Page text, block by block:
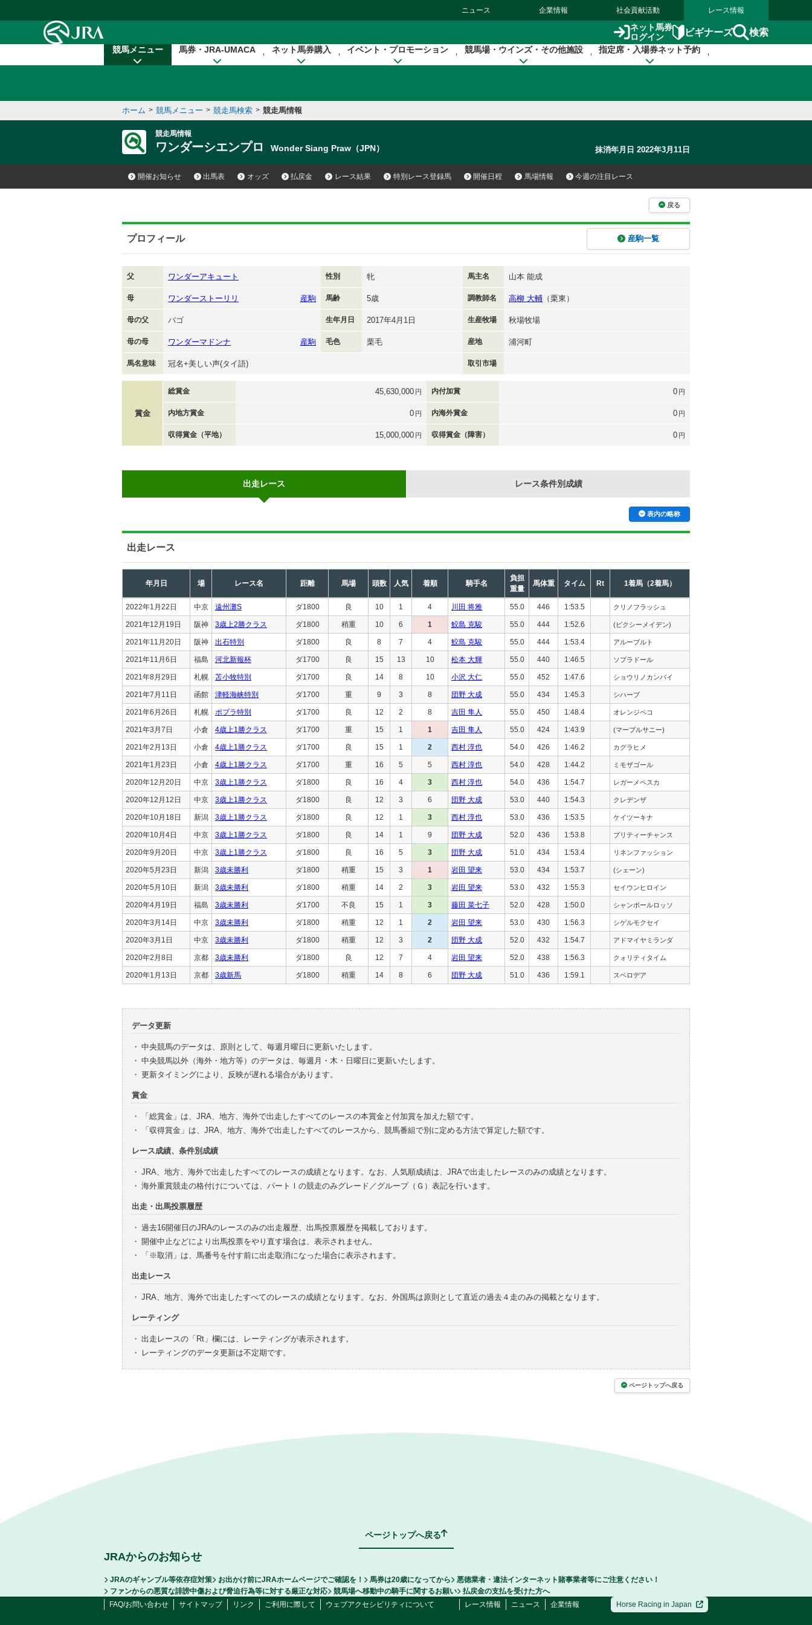
ニュース 企業情報 社会貢献活動 レース情報
ネット馬券
ログイン
ビギナーズ 検索
競馬メニュー 馬券・JRA-UMACA ネット馬券購入 イベント・プロモーション 競馬場・ウインズ・その他施設 指定席・入場券ネット予約
ホーム > 競馬メニュー > 競走馬検索 > 競走馬情報
競走馬情報
ワンダーシエンプロ Wonder Siang Praw（JPN） 抹消年月日 2022年3月11日
開催お知らせ 出馬表 オッズ 払戻金 レース結果 特別レース登録馬 開催日程 馬場情報 今週の注目レース
戻る
プロフィール 産駒一覧
父 ワンダーアキュート 性別 牝 馬主名 山本 能成
母 ワンダーストーリリ 産駒 馬齢 5歳 調教師名 高柳 大輔 （栗東）
母の父 バゴ 生年月日 2017年4月1日 生産牧場 秋場牧場
母の母 ワンダーマドンナ 産駒 毛色 栗毛 産地 浦河町
馬名意味 冠名+美しい声(タイ語) 取引市場
賞金
総賞金 45,630,000 円 内付加賞 0 円
内地方賞金 0 円 内海外賞金 0 円
収得賞金（平地） 15,000,000 円 収得賞金（障害） 0 円
出走レース レース条件別成績
表内の略称
出走レース
年月日 場 レース名 距離 馬場 頭数 人気 着順 騎手名
負担
重量
馬体重 タイム Rt 1着馬（2着馬）
2022年1月22日 中京 遠州灘S ダ1800 良 10 1 4 川田 将雅 55.0 446 1:53.5 クリノフラッシュ
2021年12月19日 阪神 3歳上2勝クラス ダ1800 稍重 10 6 1 鮫島 克駿 55.0 444 1:52.6 (ピクシーメイデン)
2021年11月20日 阪神 出石特別 ダ1800 良 8 7 4 鮫島 克駿 55.0 444 1:53.4 アルーブルト
2021年11月6日 福島 河北新報杯 ダ1700 良 15 13 10 松本 大輝 55.0 440 1:46.5 ソプラドール
2021年8月29日 札幌 苫小牧特別 ダ1700 良 14 8 10 小沢 大仁 55.0 452 1:47.6 ショウリノカンパイ
2021年7月11日 函館 津軽海峡特別 ダ1700 重 9 3 8 団野 大成 55.0 434 1:45.3 シハーブ
2021年6月26日 札幌 ポプラ特別 ダ1700 良 12 2 8 吉田 隼人 55.0 450 1:48.4 オレンジペコ
2021年3月7日 小倉 4歳上1勝クラス ダ1700 重 15 1 1 吉田 隼人 55.0 424 1:43.9 (マーブルサニー)
2021年2月13日 小倉 4歳上1勝クラス ダ1700 良 15 1 2 西村 淳也 54.0 426 1:46.2 カグラヒメ
2021年1月23日 小倉 4歳上1勝クラス ダ1700 重 16 5 5 西村 淳也 54.0 428 1:44.2 ミモザゴール
2020年12月20日 中京 3歳上1勝クラス ダ1800 良 16 4 3 西村 淳也 54.0 436 1:54.7 レガーメペスカ
2020年12月12日 中京 3歳上1勝クラス ダ1800 良 12 3 6 団野 大成 53.0 440 1:54.3 クレデンザ
2020年10月18日 新潟 3歳上1勝クラス ダ1800 良 12 1 3 西村 淳也 53.0 436 1:53.5 ケイツーキナ
2020年10月4日 中京 3歳上1勝クラス ダ1800 良 14 1 9 団野 大成 52.0 436 1:53.8 プリティーチャンス
2020年9月20日 中京 3歳上1勝クラス ダ1800 良 16 5 3 団野 大成 51.0 434 1:53.4 リネンファッション
2020年5月23日 新潟 3歳未勝利 ダ1800 稍重 15 3 1 岩田 望来 53.0 434 1:53.7 (シェーン)
2020年5月10日 新潟 3歳未勝利 ダ1800 稍重 14 2 3 岩田 望来 53.0 432 1:55.3 セイウンヒロイン
2020年4月19日 福島 3歳未勝利 ダ1700 不良 15 1 3 藤田 菜七子 52.0 428 1:50.0 シャンボールロッソ
2020年3月14日 中京 3歳未勝利 ダ1800 稍重 12 1 2 岩田 望来 53.0 430 1:56.3 シゲルモクセイ
2020年3月1日 中京 3歳未勝利 ダ1800 稍重 12 3 2 団野 大成 52.0 432 1:54.7 アドマイヤミランダ
2020年2月8日 京都 3歳未勝利 ダ1800 良 12 7 4 岩田 望来 52.0 438 1:56.3 クォリティタイム
2020年1月13日 京都 3歳新馬 ダ1800 稍重 14 8 6 団野 大成 51.0 436 1:59.1 スペロデア
データ更新
・ 中央競馬のデータは、原則として、毎週月曜日に更新いたします。
・ 中央競馬以外（海外・地方等）のデータは、毎週月・木・日曜日に更新いたします。
・ 更新タイミングにより、反映が遅れる場合があります。
賞金
・
「総賞金」は、JRA、地方、海外で出走したすべてのレースの本賞金と付加賞を加えた額です。
・
「収得賞金」は、JRA、地方、海外で出走したすべてのレースから、競馬番組で別に定める方法で算定した額です。
レース成績、条件別成績
・ JRA、地方、海外で出走したすべてのレースの成績となります。なお、人気順成績は、JRAで出走したレースのみの成績となります。
・ 海外重賞競走の格付けについては、パートⅠの競走のみグレード／グループ（Ｇ）表記を行います。
出走・出馬投票履歴
・ 過去16開催日のJRAのレースのみの出走履歴、出馬投票履歴を掲載しております。
・ 開催中止などにより出馬投票をやり直す場合は、表示されません。
・
「※取消」は、馬番号を付す前に出走取消になった場合に表示されます。
出走レース
・ JRA、地方、海外で出走したすべてのレースの成績となります。なお、外国馬は原則として直近の過去４走のみの掲載となります。
レーティング
・ 出走レースの「Rt」欄には、レーティングが表示されます。
・
レーティングのデータ更新は不定期です。
ページトップへ戻る
ページトップへ戻る
JRAからのお知らせ
JRAのギャンブル等依存症対策 お出かけ前にJRAホームページでご確認を！ 馬券は20歳になってから
悪徳業者・違法インターネット賭事業者等にご注意ください！
ファンからの悪質な誹謗中傷および脅迫行為等に対する厳正な対応
競馬場へ移動中の騎手に関するお願い
払戻金の支払を受けた方へ
FAQ/お問い合わせ
サイトマップ リンク ご利用に際して ウェブアクセシビリティについて レース情報 ニュース 企業情報 Horse Racing in Japan